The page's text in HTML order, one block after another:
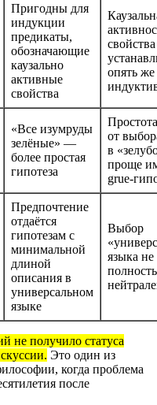
Пригодны для
индукции
предикаты,
обозначающие
каузально
активные
свойства
свойства
опять же
«Все изумруды
зелёные» —
более простая
гипотеза
от
в
проще
grue-
Предпочтение
отдаётся
гипотезам с
минимальной
длиной
описания в
универсальном
языке
Выбор
языка не
не получило статуса
Это один из
когда проблема
после